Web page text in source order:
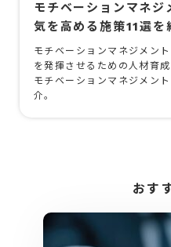
モチベーションマネジ
気を高める施策11選を
モチベーションマネジメン
を発揮させるための人材育成
モチベーションマネジメン
介。
おす